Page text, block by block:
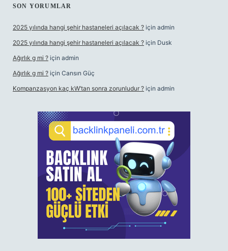
SON YORUMLAR
2025 yılında hangi şehir hastaneleri açılacak ? için admin
2025 yılında hangi şehir hastaneleri açılacak ? için Dusk
Ağırlık g mi ? için admin
Ağırlık g mi ? için Cansın Güç
Kompanzasyon kaç kW’tan sonra zorunludur ? için admin